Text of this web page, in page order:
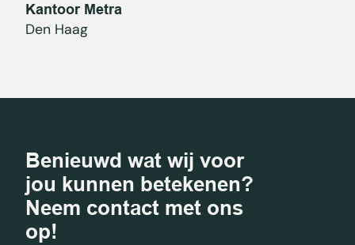
Kantoor Metra
Den Haag
Benieuwd wat wij voor
jou kunnen betekenen?
Neem contact met ons
op!